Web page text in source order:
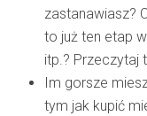
zastanawiasz?
to już ten etap
itp.? Przeczytaj
Im gorsze
tym jak kupić